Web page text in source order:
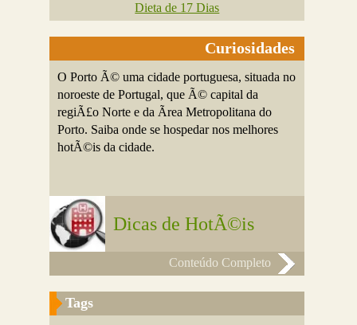
Dieta de 17 Dias
Curiosidades
O Porto Ã© uma cidade portuguesa, situada no
noroeste de Portugal, que Ã© capital da
regiÃ£o Norte e da Ãrea Metropolitana do
Porto. Saiba onde se hospedar nos melhores
hotÃ©is da cidade.
Dicas de HotÃ©is
Conteúdo Completo
Tags